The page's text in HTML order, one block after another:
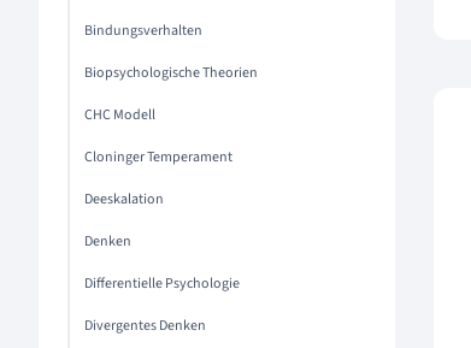
Bindungsverhalten
Biopsychologische Theorien
CHC Modell
Cloninger Temperament
Deeskalation
Denken
Differentielle Psychologie
Divergentes Denken